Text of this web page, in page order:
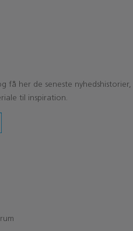
få her de seneste nyhedshistorier,
til inspiration.